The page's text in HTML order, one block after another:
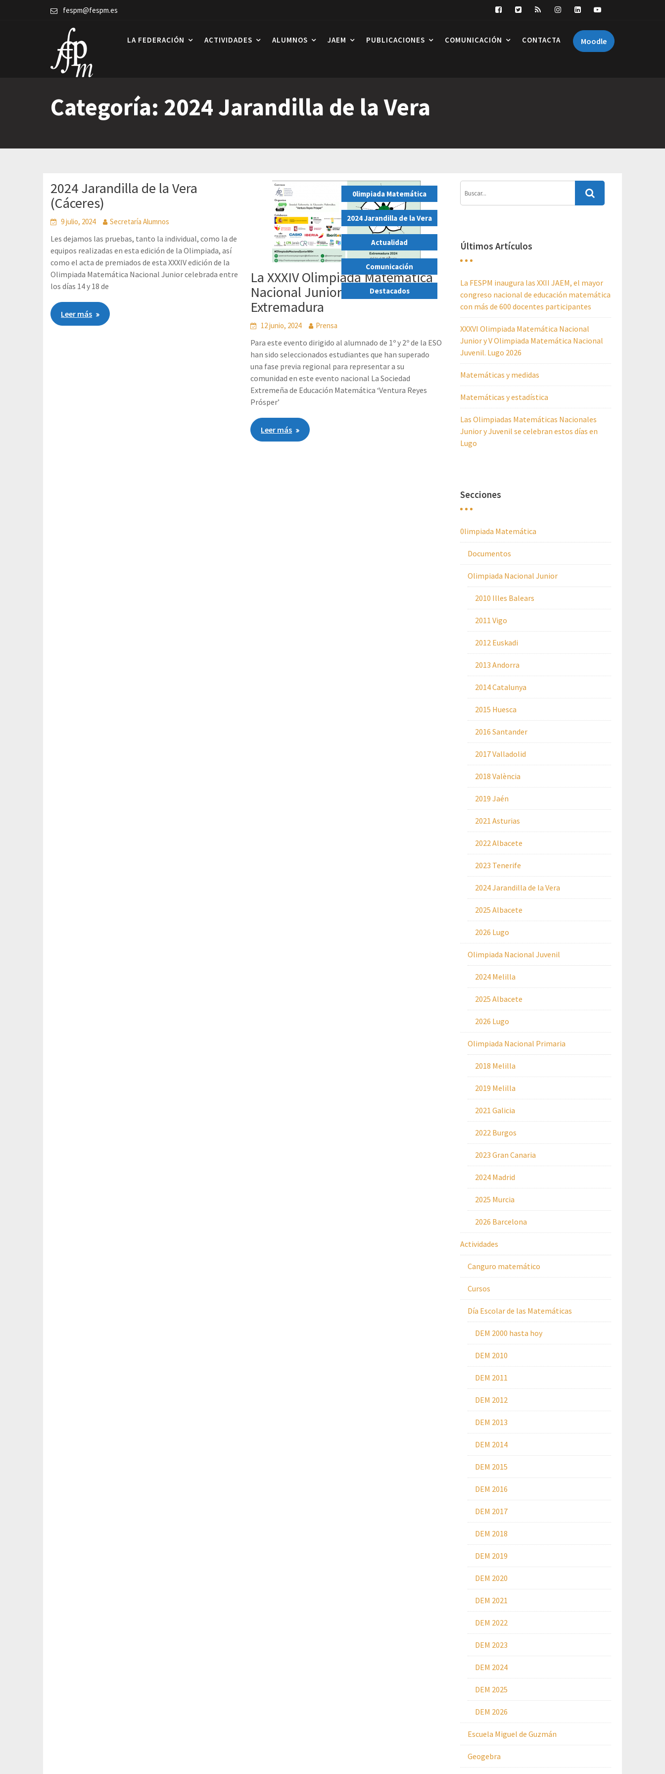
fespm@fespm.es
Moodle
LA FEDERACIÓN ACTIVIDADES ALUMNOS JAEM PUBLICACIONES COMUNICACIÓN CONTACTA
Categoría: 2024 Jarandilla de la Vera
2024 Jarandilla de la Vera
(Cáceres)
9 julio, 2024 Secretaría Alumnos
Les dejamos las pruebas, tanto la individual, como la de
equipos realizadas en esta edición de la Olimpiada, así
como el acta de premiados de esta XXXIV edición de la
Olimpiada Matemática Nacional Junior celebrada entre
los días 14 y 18 de
Leer más
0limpiada Matemática
,
2024 Jarandilla de la Vera
,
Actualidad
,
Comunicación
,
Destacados
La XXXIV Olimpiada Matemática
Nacional Junior se celebrará en
Extremadura
12 junio, 2024 Prensa
Para este evento dirigido al alumnado de 1º y 2º de la ESO
han sido seleccionados estudiantes que han superado
una fase previa regional para representar a su
comunidad en este evento nacional La Sociedad
Extremeña de Educación Matemática ‘Ventura Reyes
Prósper’
Leer más
Últimos Artículos
La FESPM inaugura las XXII JAEM, el mayor
congreso nacional de educación matemática
con más de 600 docentes participantes
XXXVI Olimpiada Matemática Nacional
Junior y V Olimpiada Matemática Nacional
Juvenil. Lugo 2026
Matemáticas y medidas
Matemáticas y estadística
Las Olimpiadas Matemáticas Nacionales
Junior y Juvenil se celebran estos días en
Lugo
Secciones
0limpiada Matemática
Documentos
Olimpiada Nacional Junior
2010 Illes Balears
2011 Vigo
2012 Euskadi
2013 Andorra
2014 Catalunya
2015 Huesca
2016 Santander
2017 Valladolid
2018 València
2019 Jaén
2021 Asturias
2022 Albacete
2023 Tenerife
2024 Jarandilla de la Vera
2025 Albacete
2026 Lugo
Olimpiada Nacional Juvenil
2024 Melilla
2025 Albacete
2026 Lugo
Olimpiada Nacional Primaria
2018 Melilla
2019 Melilla
2021 Galicia
2022 Burgos
2023 Gran Canaria
2024 Madrid
2025 Murcia
2026 Barcelona
Actividades
Canguro matemático
Cursos
Día Escolar de las Matemáticas
DEM 2000 hasta hoy
DEM 2010
DEM 2011
DEM 2012
DEM 2013
DEM 2014
DEM 2015
DEM 2016
DEM 2017
DEM 2018
DEM 2019
DEM 2020
DEM 2021
DEM 2022
DEM 2023
DEM 2024
DEM 2025
DEM 2026
Escuela Miguel de Guzmán
Geogebra